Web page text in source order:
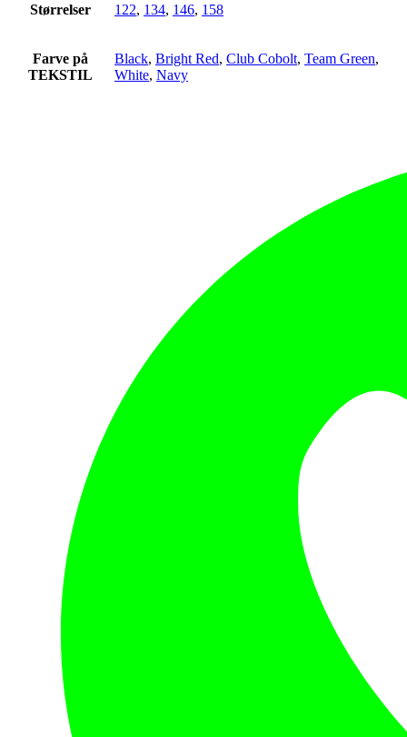
Størrelser 122, 134, 146, 158
Farve på
TEKSTIL
Black, Bright Red, Club Cobolt, Team Green,
White, Navy